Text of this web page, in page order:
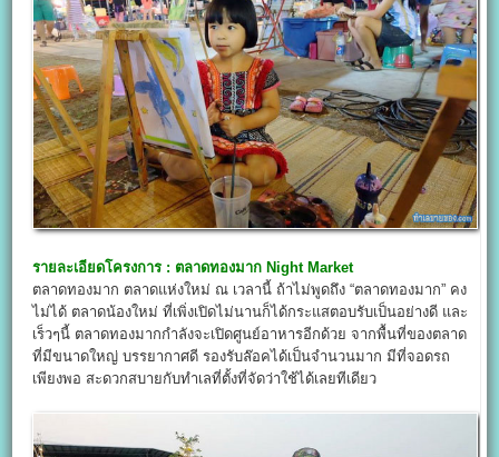
รายละเอียดโครงการ : ตลาดทองมาก Night Market
ตลาดทองมาก ตลาดแห่งใหม่ ณ เวลานี้ ถ้าไม่พูดถึง “ตลาดทองมาก” คง
ไม่ได้ ตลาดน้องใหม่ ที่เพิ่งเปิดไม่นานก็ได้กระแสตอบรับเป็นอย่างดี และ
เร็วๆนี้ ตลาดทองมากกำลังจะเปิดศูนย์อาหารอีกด้วย จากพื้นที่ของตลาด
ที่มีขนาดใหญ่ บรรยากาศดี รองรับล๊อคได้เป็นจำนวนมาก มีที่จอดรถ
เพียงพอ สะดวกสบายกับทำเลที่ตั้งที่จัดว่าใช้ได้เลยทีเดียว